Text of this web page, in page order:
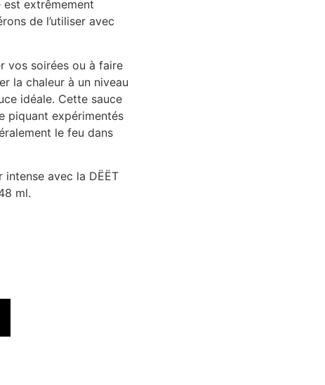
extrêmement
de l’utiliser avec
vos soirées ou à faire
la chaleur à un niveau
idéale. Cette sauce
piquant expérimentés
le feu dans
avec la DËËT
ml.